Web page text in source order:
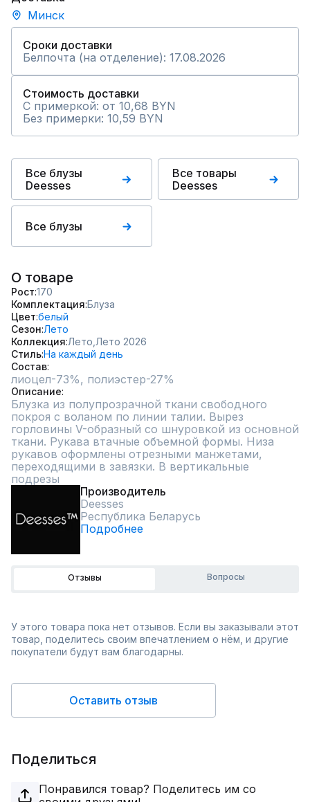
Минск
Сроки доставки
Белпочта (на отделение): 17.08.2026
Стоимость доставки
С примеркой: от 10,68 BYN
Без примерки: 10,59 BYN
Все блузы
Deesses
Все товары
Deesses
Все блузы
О товаре
Рост 170
Комплектация Блуза
Цвет белый
Сезон Лето
Коллекция Лето, Лето 2026
СтильНа каждый день
Состав
лиоцел-73%, полиэстер-27%
Описание
Блузка из полупрозрачной ткани свободного
покроя с воланом по линии талии. Вырез
горловины V-образный со шнуровкой из основной
ткани. Рукава втачные объемной формы. Низа
рукавов оформлены отрезными манжетами,
переходящими в завязки. В вертикальные
подрезы
Производитель
Deesses
Республика Беларусь
Подробнее
Отзывы Вопросы
У этого товара пока нет отзывов. Если вы заказывали этот
товар, поделитесь своим впечатлением о нём, и другие
покупатели будут вам благодарны.
Оставить отзыв
Поделиться
Понравился товар? Поделитесь им со